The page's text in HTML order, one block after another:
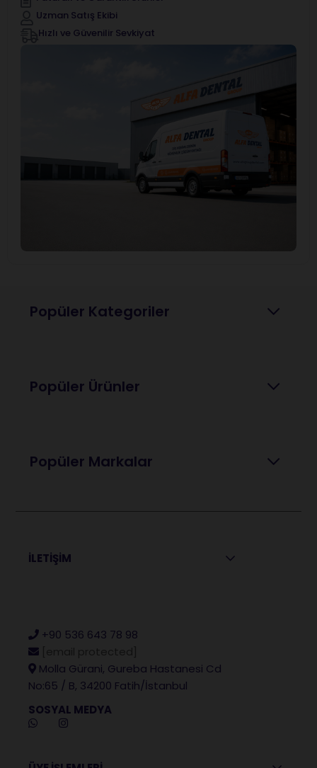
Uzman Satış Ekibi
Hızlı ve Güvenilir Sevkiyat
Popüler Kategoriler
Popüler Ürünler
Popüler Markalar
İLETİŞİM
+90 536 643 78 98
Molla Gürani, Gureba Hastanesi Cd
No:65 / B, 34200 Fatih/İstanbul
SOSYAL MEDYA